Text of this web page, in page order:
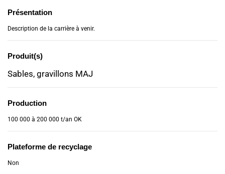
Présentation
Description de la carrière à venir.
Produit(s)
Sables, gravillons MAJ
Production
100 000 à 200 000 t/an OK
Plateforme de recyclage
Non